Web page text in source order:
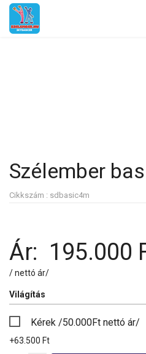
Szélember
Cikkszám : sdbasic4m
Ár: 195.000
/ nettó ár/
Világítás
Kérek /50.000Ft nettó ár/
+63.500 Ft